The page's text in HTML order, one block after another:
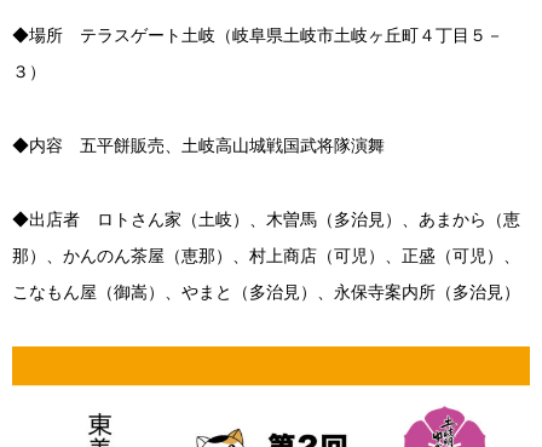
◆場所 テラスゲート土岐（岐阜県土岐市土岐ヶ丘町４丁目５－
３）
◆内容 五平餅販売、土岐高山城戦国武将隊演舞
◆出店者 ロトさん家（土岐）、木曽馬（多治見）、あまから（恵
那）、かんのん茶屋（恵那）、村上商店（可児）、正盛（可児）、
こなもん屋（御嵩）、やまと（多治見）、永保寺案内所（多治見）